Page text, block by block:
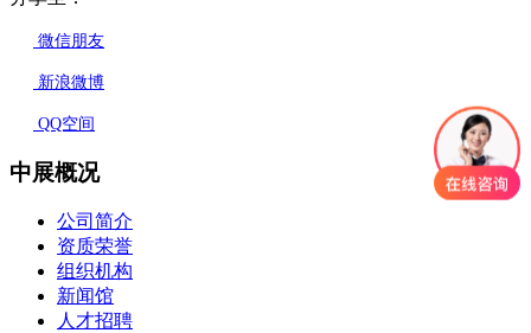
微信朋友
新浪微博
QQ空间
中展概况
公司简介
资质荣誉
组织机构
新闻馆
人才招聘